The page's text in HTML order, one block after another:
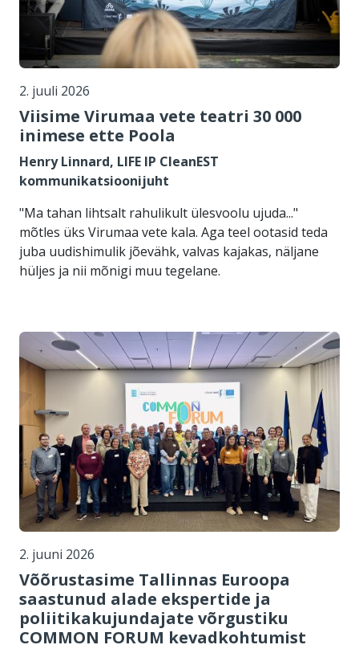
2. juuli 2026
Viisime Virumaa vete teatri 30 000
inimese ette Poola
Henry Linnard, LIFE IP CleanEST
kommunikatsioonijuht
"Ma tahan lihtsalt rahulikult ülesvoolu ujuda..."
mõtles üks Virumaa vete kala. Aga teel ootasid teda
juba uudishimulik jõevähk, valvas kajakas, näljane
hüljes ja nii mõnigi muu tegelane.
2. juuni 2026
Võõrustasime Tallinnas Euroopa
saastunud alade ekspertide ja
poliitikakujundajate võrgustiku
COMMON FORUM kevadkohtumist